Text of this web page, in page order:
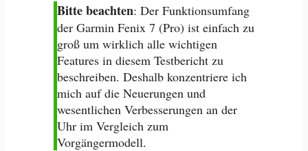
Bitte beachten: Der Funktionsumfang
der Garmin Fenix 7 (Pro) ist einfach zu
groß um wirklich alle wichtigen
Features in diesem Testbericht zu
beschreiben. Deshalb konzentriere ich
mich auf die Neuerungen und
wesentlichen Verbesserungen an der
Uhr im Vergleich zum
Vorgängermodell.